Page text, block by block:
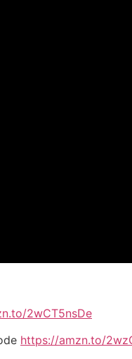
2wCT5nsDe
https://amzn.to/